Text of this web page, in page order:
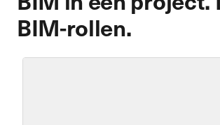
BIM-rollen.